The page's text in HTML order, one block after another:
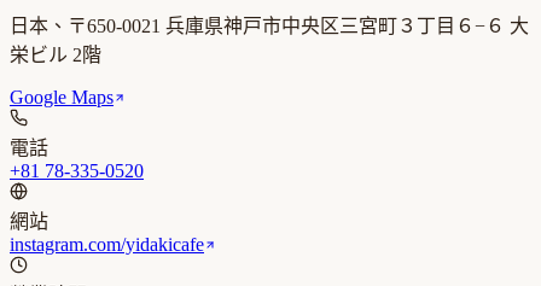
日本、〒650-0021 兵庫県神戸市中央区三宮町３丁目６−６ 大
栄ビル 2階
Google Maps
電話
+81 78-335-0520
網站
instagram.com/yidakicafe